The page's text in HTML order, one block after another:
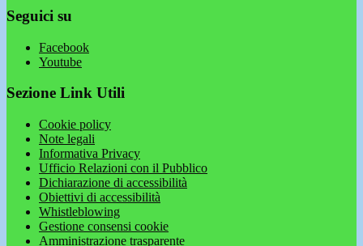
Seguici su
Facebook
Youtube
Sezione Link Utili
Cookie policy
Note legali
Informativa Privacy
Ufficio Relazioni con il Pubblico
Dichiarazione di accessibilità
Obiettivi di accessibilità
Whistleblowing
Gestione consensi cookie
Amministrazione trasparente